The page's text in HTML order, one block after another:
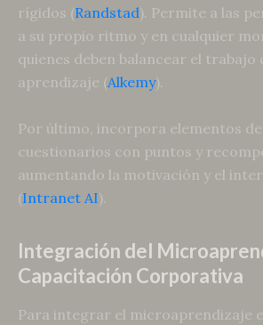
rígidos (Randstad). Permite a las
a su propio ritmo y en cualquier
quienes deben balancear el trabajo
aprendizaje (Alkemy).
Por último, incorpora elementos
cuestionarios con puntos y
aumentando la motivación y el
(Intranet AI).
Integración del
Capacitación Corporativa
Para integrar el microaprendizaje